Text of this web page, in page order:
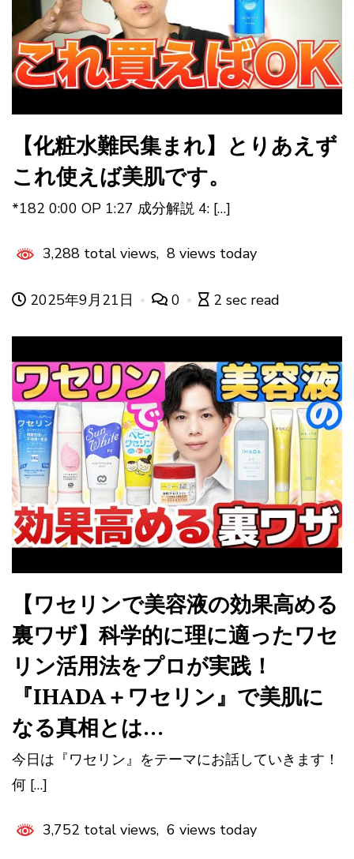
【化粧水難民集まれ】とりあえず
これ使えば美肌です。
*182 0:00 OP 1:27 成分解説 4: […]
3,288 total views, 8 views today
2025年9月21日 0 2 sec read
【ワセリンで美容液の効果高める
裏ワザ】科学的に理に適ったワセ
リン活用法をプロが実践！
『IHADA＋ワセリン』で美肌に
なる真相とは…
今日は『ワセリン』をテーマにお話していきます！
何 […]
3,752 total views, 6 views today